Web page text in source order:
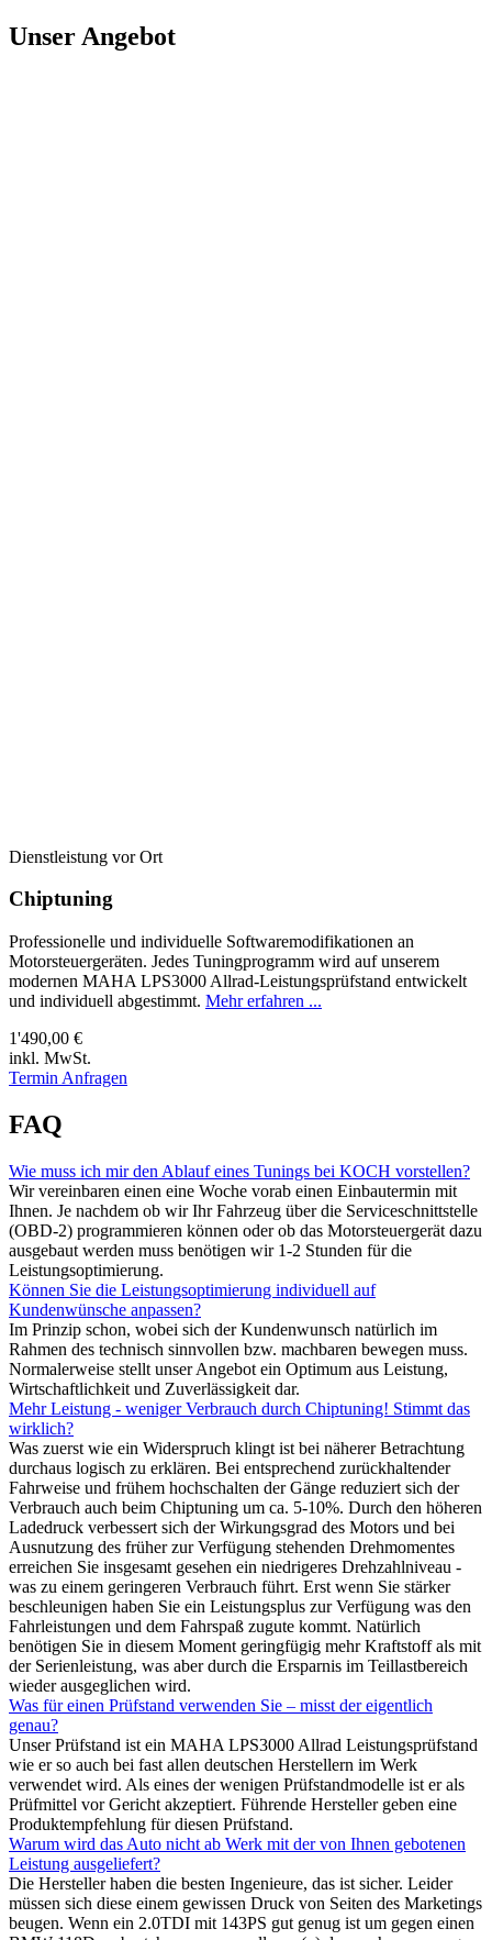
Unser Angebot
Dienstleistung vor Ort
Chiptuning
Professionelle und individuelle Softwaremodifikationen an
Motorsteuergeräten. Jedes Tuningprogramm wird auf unserem
modernen MAHA LPS3000 Allrad-Leistungsprüfstand entwickelt
und individuell abgestimmt. Mehr erfahren ...
1'490,00 €
inkl. MwSt.
Termin Anfragen
FAQ
Wie muss ich mir den Ablauf eines Tunings bei KOCH vorstellen?
Wir vereinbaren einen eine Woche vorab einen Einbautermin mit
Ihnen. Je nachdem ob wir Ihr Fahrzeug über die Serviceschnittstelle
(OBD-2) programmieren können oder ob das Motorsteuergerät dazu
ausgebaut werden muss benötigen wir 1-2 Stunden für die
Leistungsoptimierung.
Können Sie die Leistungsoptimierung individuell auf
Kundenwünsche anpassen?
Im Prinzip schon, wobei sich der Kundenwunsch natürlich im
Rahmen des technisch sinnvollen bzw. machbaren bewegen muss.
Normalerweise stellt unser Angebot ein Optimum aus Leistung,
Wirtschaftlichkeit und Zuverlässigkeit dar.
Mehr Leistung - weniger Verbrauch durch Chiptuning! Stimmt das
wirklich?
Was zuerst wie ein Widerspruch klingt ist bei näherer Betrachtung
durchaus logisch zu erklären. Bei entsprechend zurückhaltender
Fahrweise und frühem hochschalten der Gänge reduziert sich der
Verbrauch auch beim Chiptuning um ca. 5-10%. Durch den höheren
Ladedruck verbessert sich der Wirkungsgrad des Motors und bei
Ausnutzung des früher zur Verfügung stehenden Drehmomentes
erreichen Sie insgesamt gesehen ein niedrigeres Drehzahlniveau -
was zu einem geringeren Verbrauch führt. Erst wenn Sie stärker
beschleunigen haben Sie ein Leistungsplus zur Verfügung was den
Fahrleistungen und dem Fahrspaß zugute kommt. Natürlich
benötigen Sie in diesem Moment geringfügig mehr Kraftstoff als mit
der Serienleistung, was aber durch die Ersparnis im Teillastbereich
wieder ausgeglichen wird.
Was für einen Prüfstand verwenden Sie – misst der eigentlich
genau?
Unser Prüfstand ist ein MAHA LPS3000 Allrad Leistungsprüfstand
wie er so auch bei fast allen deutschen Herstellern im Werk
verwendet wird. Als eines der wenigen Prüfstandmodelle ist er als
Prüfmittel vor Gericht akzeptiert. Führende Hersteller geben eine
Produktempfehlung für diesen Prüfstand.
Warum wird das Auto nicht ab Werk mit der von Ihnen gebotenen
Leistung ausgeliefert?
Die Hersteller haben die besten Ingenieure, das ist sicher. Leider
müssen sich diese einem gewissen Druck von Seiten des Marketings
beugen. Wenn ein 2.0TDI mit 143PS gut genug ist um gegen einen